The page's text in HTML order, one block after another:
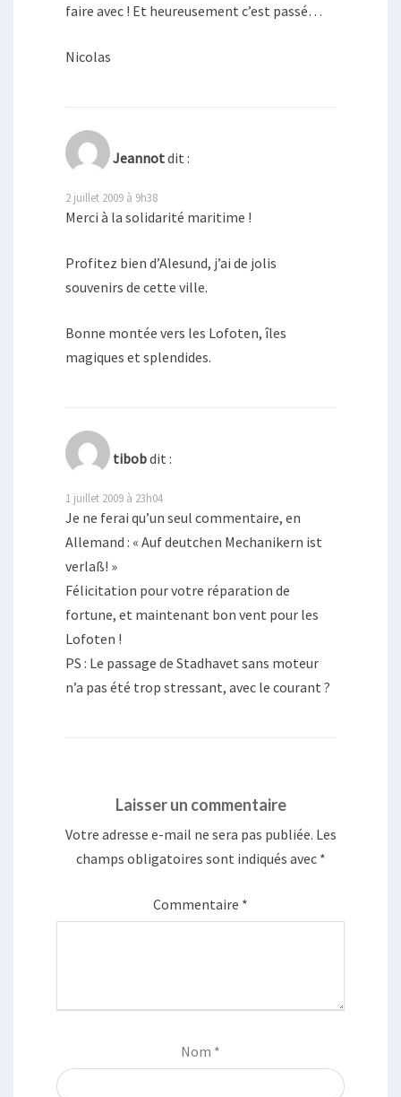
faire avec ! Et heureusement c’est passé…
Nicolas
Jeannotdit :
2 juillet 2009 à 9h38
Merci à la solidarité maritime !
Profitez bien d’Alesund, j’ai de jolis
souvenirs de cette ville.
Bonne montée vers les Lofoten, îles
magiques et splendides.
tibobdit :
1 juillet 2009 à 23h04
Je ne ferai qu’un seul commentaire, en
Allemand : « Auf deutchen Mechanikern ist
verlaß! »
Félicitation pour votre réparation de
fortune, et maintenant bon vent pour les
Lofoten !
PS : Le passage de Stadhavet sans moteur
n’a pas été trop stressant, avec le courant ?
Laisser un commentaire
Votre adresse e-mail ne sera pas publiée. Les
champs obligatoires sont indiqués avec *
Commentaire *
Nom *